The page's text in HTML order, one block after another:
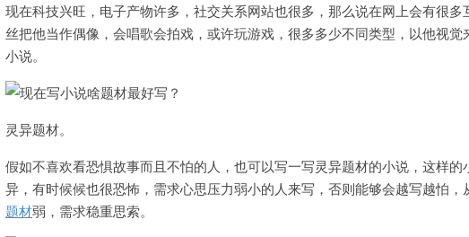
现在科技兴旺，电子产物许多，社交关系网站也很多，那么说在网上会有很
丝把他当作偶像，会唱歌会拍戏，或许玩游戏，很多多少不同类型，以他视
小说。
灵异题材。
假如不喜欢看恐惧故事而且不怕的人，也可以写一写灵异题材的小说，这样
异，有时候候也很恐怖，需求心思压力弱小的人来写，否则能够会越写越怕，
题材弱，需求稳重思索。